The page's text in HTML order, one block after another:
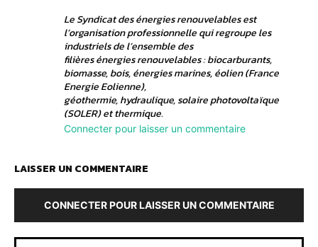
Le Syndicat des énergies renouvelables est
l’organisation professionnelle qui regroupe les
industriels de l’ensemble des
filières énergies renouvelables : biocarburants,
biomasse, bois, énergies marines, éolien (France
Energie Eolienne),
géothermie, hydraulique, solaire photovoltaïque
(SOLER) et thermique.
Connecter pour laisser un commentaire
LAISSER UN COMMENTAIRE
CONNECTER POUR LAISSER UN COMMENTAIRE